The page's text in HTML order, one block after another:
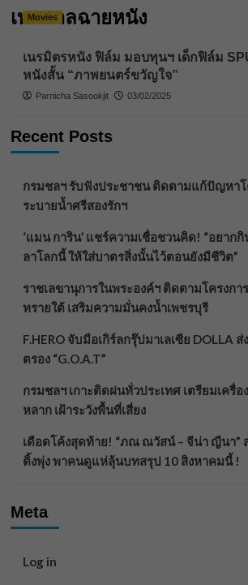
เทศกาลฉายหนัง
Movies
เนรมิตรหนัง ฟิล์ม มอบทุนฯ เด็กฟิล์ม
หนังสั้น “ภาพยนตร์ขวัญใจ”
Parnicha Sasookjit 03/02/2025
Recent Posts
กรมชลฯ รับฟังประชาชน ติดตามแก้ปัญหาโ
ระบายน้ำศรีสองรักฯ
‘แมน การิน’ แชร์ความเชื่อชวนคิด! “อยาก
ลาโลกนี้ ให้ใส่บาตรสิ่งนั้นไว้ตอนยังมีชีวิต”
ราชเลขานุการในพระองค์ฯ ติดตามโครงกา
ทรายใต้ เสริมความมั่นคงน้ำเพชรบุรี
F.HERO จับมือเกิร์ลกรุ๊ปมาเลเซีย DOLLA
ตรอง “G.O.A.T”
กรมชลฯ เกาะติดฝนทั่วประเทศ เตรียมเครื่
หลาก เฝ้าระวังพื้นที่เสี่ยง
เดือดโค้งสุดท้าย! “ภณ ณวัสน์ – จีน่า ญีนา” ส่
ติ้งพุ่ง พาคนดูแห่ลุ้นบทสรุป 10 สิงหาคมนี้ !
Meta
Log in